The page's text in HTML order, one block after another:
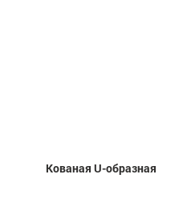
Кованая U-образная